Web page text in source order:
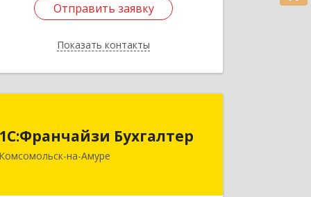
Отправить заявку
Показать контакты
Отправить заявку
Назад
1С:Франчайзи Бухгалтер
Комсомольск-на-Амуре
681000, Хабаровский край,
Комсомольск-на-Амуре г,